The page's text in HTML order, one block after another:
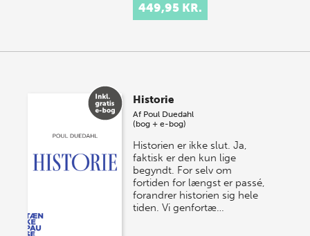
449,95 KR.
Historie
Af Poul Duedahl
(bog + e-bog)
Historien er ikke slut. Ja,
faktisk er den kun lige
begyndt. For selv om
fortiden for længst er passé,
forandrer historien sig hele
tiden. Vi genfortæ…